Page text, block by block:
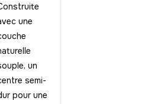
une
un
semi-
pour une